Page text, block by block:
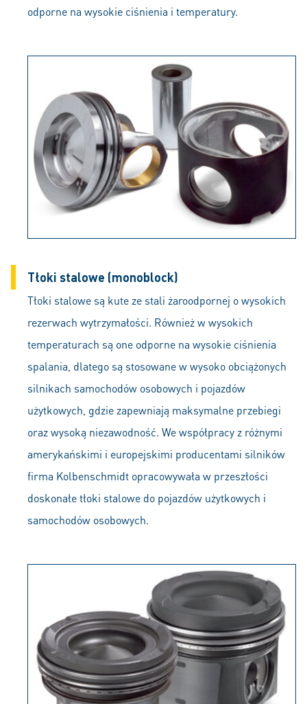
odporne na wysokie ciśnienia i temperatury.
Tłoki stalowe (monoblock)
Tłoki stalowe są kute ze stali żaroodpornej o wysokich
rezerwach wytrzymałości. Również w wysokich
temperaturach są one odporne na wysokie ciśnienia
spalania, dlatego są stosowane w wysoko obciążonych
silnikach samochodów osobowych i pojazdów
użytkowych, gdzie zapewniają maksymalne przebiegi
oraz wysoką niezawodność. We współpracy z różnymi
amerykańskimi i europejskimi producentami silników
firma Kolbenschmidt opracowywała w przeszłości
doskonałe tłoki stalowe do pojazdów użytkowych i
samochodów osobowych.